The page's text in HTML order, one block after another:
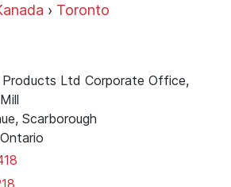
› Toronto
Products Ltd Corporate Office,
Scarborough